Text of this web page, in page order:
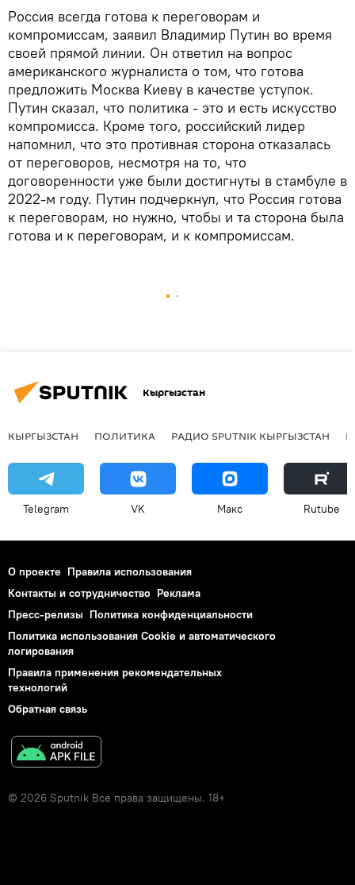
Россия всегда готова к переговорам и
компромиссам, заявил Владимир Путин во время
своей прямой линии. Он ответил на вопрос
американского журналиста о том, что готова
предложить Москва Киеву в качестве уступок.
Путин сказал, что политика - это и есть искусство
компромисса. Кроме того, российский лидер
напомнил, что это противная сторона отказалась
от переговоров, несмотря на то, что
договоренности уже были достигнуты в стамбуле в
2022-м году. Путин подчеркнул, что Россия готова
к переговорам, но нужно, чтобы и та сторона была
готова и к переговорам, и к компромиссам.
Кыргызстан
КЫРГЫЗСТАН ПОЛИТИКА РАДИО SPUTNIK КЫРГЫЗСТАН
Telegram VK Макс Rutube
О проекте Правила использования
Контакты и сотрудничество Реклама
Пресс-релизы Политика конфиденциальности
Политика использования Cookie и автоматического
логирования
Правила применения рекомендательных
технологий
Обратная связь
© 2026 Sputnik Все права защищены. 18+